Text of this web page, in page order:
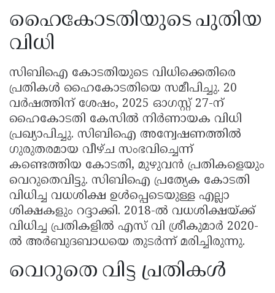
ഹൈകോടതിയുടെ പുതിയ
വിധി
സിബിഐ കോടതിയുടെ വിധിക്കെതിരെ
പ്രതികൾ ഹൈകോടതിയെ സമീപിച്ചു. 20
വർഷത്തിന് ശേഷം, 2025 ഓഗസ്റ്റ് 27-ന്
ഹൈകോടതി കേസിൽ നിർണായക വിധി
പ്രഖ്യാപിച്ചു. സിബിഐ അന്വേഷണത്തിൽ
ഗുരുതരമായ വീഴ്ച സംഭവിച്ചെന്ന്
കണ്ടെത്തിയ കോടതി, മുഴുവൻ പ്രതികളെയും
വെറുതെവിട്ടു. സിബിഐ പ്രത്യേക കോടതി
വിധിച്ച വധശിക്ഷ ഉൾപ്പെടെയുള്ള എല്ലാ
ശിക്ഷകളും റദ്ദാക്കി. 2018-ൽ വധശിക്ഷയ്ക്ക്
വിധിച്ച പ്രതികളിൽ എസ് വി ശ്രീകുമാർ 2020-
ൽ അർബുദബാധയെ തുടർന്ന് മരിച്ചിരുന്നു.
വെറുതെ വിട്ട പ്രതികൾ